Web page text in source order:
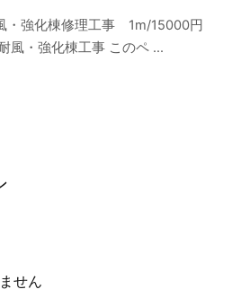
・強化棟修理工事 1m/15000円
風・強化棟工事 このペ ...
せん